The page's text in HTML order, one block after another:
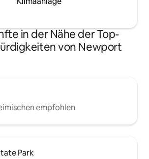
in der Nähe der Top-
von Newport
empfohlen
Park